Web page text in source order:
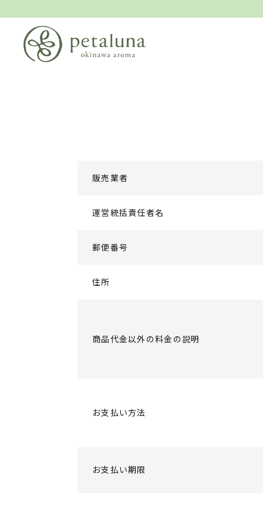
販売業者
運営統括責任者名
郵便番号
住所
商品代金以外の料金の説明
お支払い方法
お支払い期限